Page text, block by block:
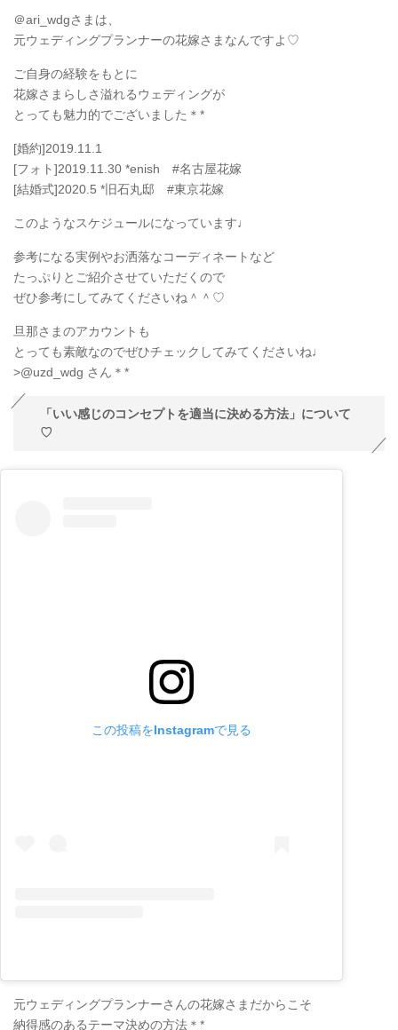
＠ari_wdgさまは、
元ウェディングプランナーの花嫁さまなんですよ♡
ご自身の経験をもとに
花嫁さまらしさ溢れるウェディングが
とっても魅力的でございました＊*
[婚約]2019.11.1
[フォト]2019.11.30 *enish #名古屋花嫁
[結婚式]2020.5 *旧石丸邸 #東京花嫁
このようなスケジュールになっています♩
参考になる実例やお洒落なコーディネートなど
たっぷりとご紹介させていただくので
ぜひ参考にしてみてくださいね＾＾♡
旦那さまのアカウントも
とっても素敵なのでぜひチェックしてみてくださいね♩
>@uzd_wdg さん＊*
「いい感じのコンセプトを適当に決める方法」について
♡
この投稿をInstagramで見る
元ウェディングプランナーさんの花嫁さまだからこそ
納得感のあるテーマ決めの方法＊*